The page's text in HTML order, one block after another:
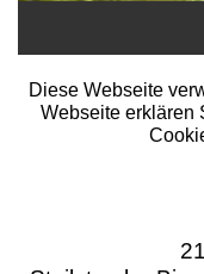
Startseite
Diese Webseite
Webseite erklären